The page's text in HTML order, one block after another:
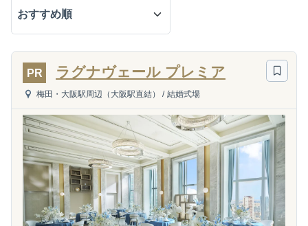
PR ラグナヴェール プレミア
梅田・大阪駅周辺（大阪駅直結） / 結婚式場